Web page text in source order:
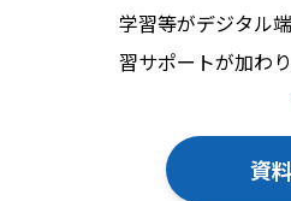
学習等がデジタル
習サポートが加わ
資